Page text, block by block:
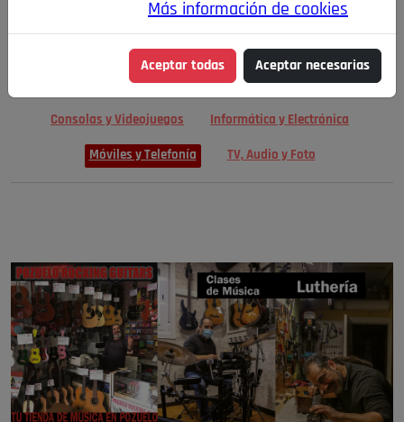
Motor y Accesorios Motos Ocio
Cine, Libros y Música Coleccionismo Otros Otros
Empleo Servicios Tecnología
Consolas y Videojuegos Informática y Electrónica
Móviles y Telefonía TV, Audio y Foto
Más información de cookies
Aceptar todas Aceptar necesarias